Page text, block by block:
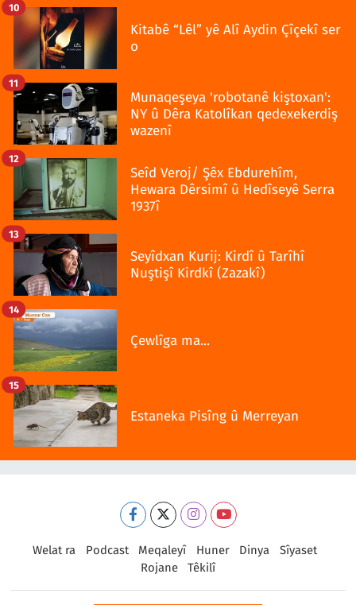
Kitabê “Lêl” yê Alî Aydin Çîçekî ser
o
10
Munaqeşeya 'robotanê kiştoxan':
NY û Dêra Katolîkan qedexekerdiş
wazenî
11
Seîd Veroj/ Şêx Ebdurehîm,
Hewara Dêrsimî û Hedîseyê Serra
1937î
12
Seyîdxan Kurij: Kirdî û Tarîhî
Nuştişî Kirdkî (Zazakî)
13
Çewlîga ma...
14
Estaneka Pisîng û Merreyan
15
Welat ra Podcast Meqaleyî Huner Dinya
Sîyaset
Rojane
Têkilî